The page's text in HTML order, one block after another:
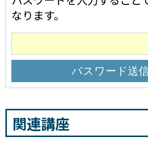
なります。
関連講座